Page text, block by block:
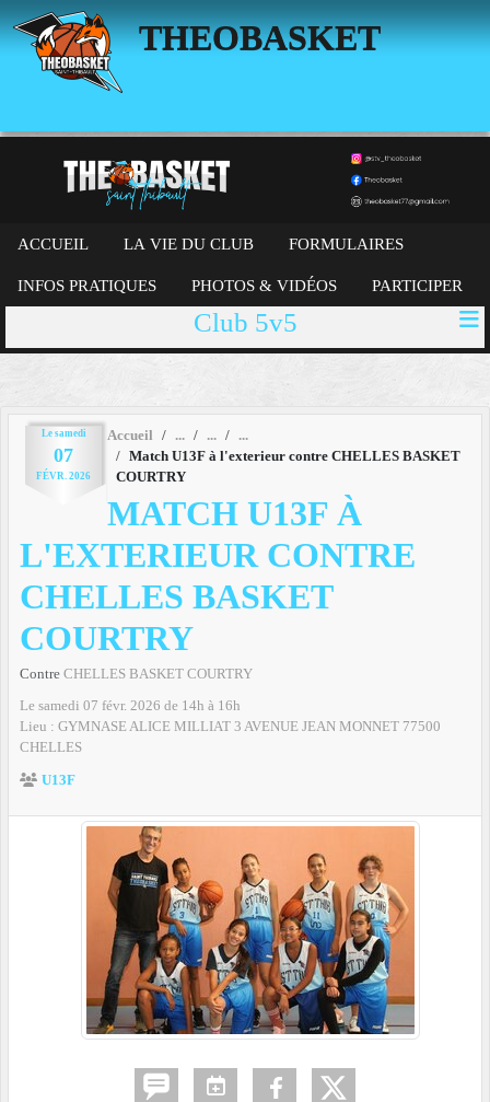
THEOBASKET
ACCUEIL LA VIE DU CLUB FORMULAIRES
INFOS PRATIQUES PHOTOS & VIDÉOS PARTICIPER
Club 5v5
Le samedi
07
FÉVR. 2026
Accueil
Match U13F à l'exterieur contre CHELLES BASKET
COURTRY
MATCH U13F À
L'EXTERIEUR CONTRE
CHELLES BASKET
COURTRY
Contre CHELLES BASKET COURTRY
Le samedi 07 févr. 2026 de 14h à 16h
Lieu : GYMNASE ALICE MILLIAT 3 AVENUE JEAN MONNET 77500
CHELLES
U13F
Panneau de gestion des cookies